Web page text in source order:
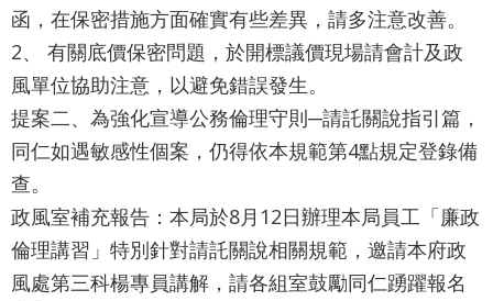
料
放
宣
告
隱
私
權
函，在保密措施方面確實有些差異，請多注意改善。
2、 有關底價保密問題，於開標議價現場請會計及政
風單位協助注意，以避免錯誤發生。
提案二、為強化宣導公務倫理守則─請託關說指引篇，
同仁如遇敏感性個案，仍得依本規範第4點規定登錄備
查。
政風室補充報告：本局於8月12日辦理本局員工「廉政
倫理講習」特別針對請託關說相關規範，邀請本府政
風處第三科楊專員講解，請各組室鼓勵同仁踴躍報名